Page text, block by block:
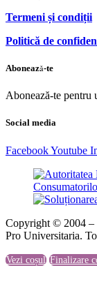
Termeni și condiții
Politică de
Abonează-te
Abonează-te pentru
Social media
FacebookYoutube
Copyright © 2004 –
Pro Universitaria.
Vezi coșul Finalizare